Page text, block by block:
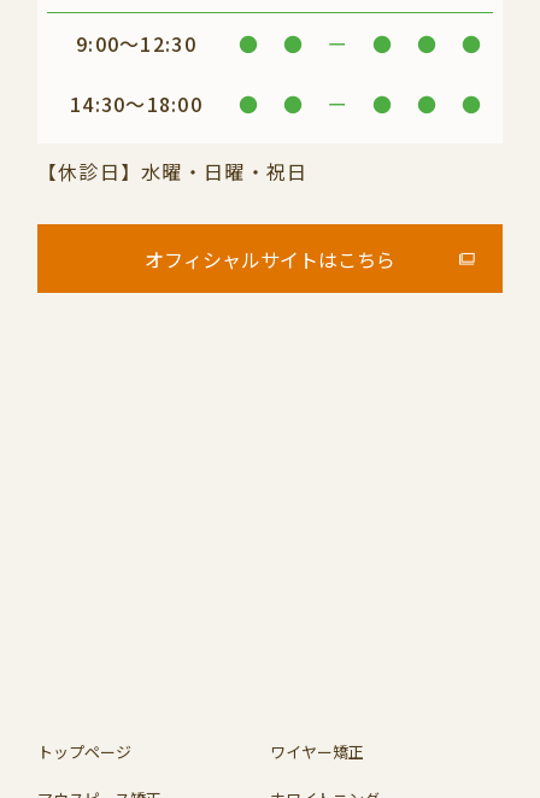
9:00～12:30 ● ● ー ● ● ●
14:30～18:00 ● ● ー ● ● ●
【休診日】水曜・日曜・祝日
オフィシャルサイトはこちら
トップページ ワイヤー矯正